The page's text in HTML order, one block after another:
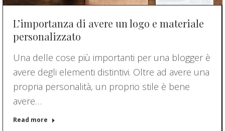
L’importanza di avere un logo e materiale
personalizzato
Una delle cose più importanti per una blogger è
avere degli elementi distintivi. Oltre ad avere una
propria personalità, un proprio stile è bene
avere…
Read more